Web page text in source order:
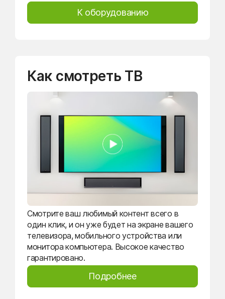
К оборудованию
Как смотреть ТВ
Смотрите ваш любимый контент всего в
один клик, и он уже будет на экране вашего
телевизора, мобильного устройства или
монитора компьютера. Высокое качество
гарантировано.
Подробнее